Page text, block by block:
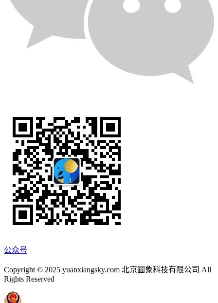
公众号
Copyright © 2025 yuanxiangsky.com 北京圆象科技有限公司 All
Rights Reserved